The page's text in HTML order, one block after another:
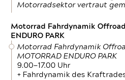
Motorradsektor vertraut
Motorrad Fahrdynamik
ENDURO PARK
Motorrad Fahrdynamik
MOTORRAD ENDURO PARK
9.00—17.00 Uhr
+ Fahrdynamik des